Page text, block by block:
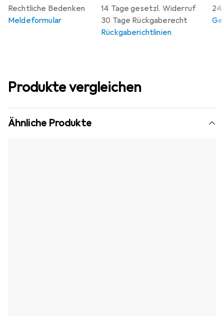
14 Tage gesetzl. Widerruf
30 Tage Rückgaberecht
Rückgaberichtlinien
24
Rechtliche Bedenken
Meldeformular
Produkte vergleichen
Ähnliche Produkte